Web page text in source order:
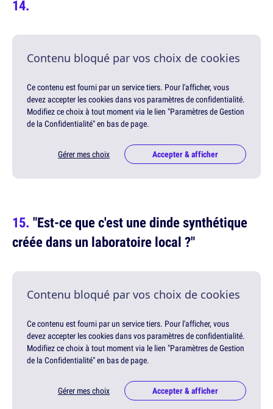
Contenu bloqué par vos choix de cookies
Ce contenu est fourni par un service tiers. Pour l'afficher, vous
devez accepter les cookies dans vos paramètres de confidentialité.
Modifiez ce choix à tout moment via le lien "Paramètres de Gestion
de la Confidentialité" en bas de page.
Gérer mes choix Accepter & afficher
"Est-ce que c'est une dinde synthétique
créée dans un laboratoire local ?"
Contenu bloqué par vos choix de cookies
Ce contenu est fourni par un service tiers. Pour l'afficher, vous
devez accepter les cookies dans vos paramètres de confidentialité.
Modifiez ce choix à tout moment via le lien "Paramètres de Gestion
de la Confidentialité" en bas de page.
Gérer mes choix Accepter & afficher